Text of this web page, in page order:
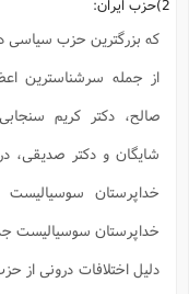
که بزرگترین حزب سیاسی
از جمله سرشناسترین
صالح، دکتر کریم
شایگان و دکتر صدیقی،
خداپرستان
خداپرستان سوسیالیست
دلیل اختلافات درونی از